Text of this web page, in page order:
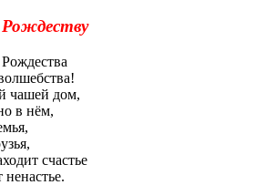
Рождеству
чашей дом,
в нём,
счастье